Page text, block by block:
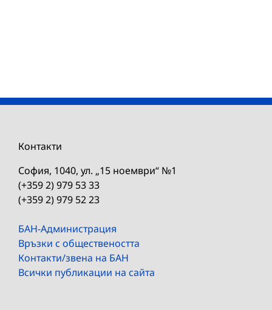
Контакти
София, 1040, ул. „15 ноември“ №1
(+359 2) 979 53 33
(+359 2) 979 52 23
БАН-Администрация
Връзки с обществеността
Контакти/звена на БАН
Всички публикации на сайта